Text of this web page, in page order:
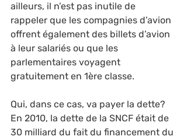
ailleurs, il n’est pas inutile de
rappeler que les compagnies d’avion
offrent également des billets d’avion
à leur salariés ou que les
parlementaires voyagent
gratuitement en 1ère classe.
Qui, dans ce cas, va payer la dette?
En 2010, la dette de la SNCF était de
30 milliard du fait du financement du